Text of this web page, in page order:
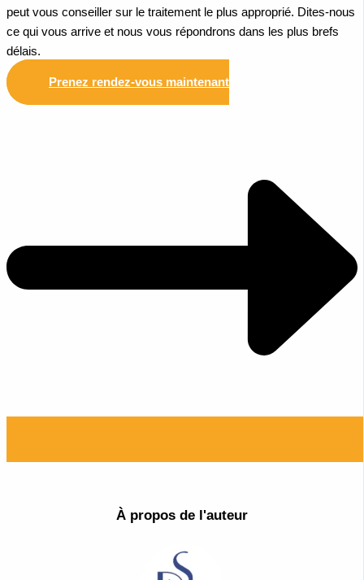
peut vous conseiller sur le traitement le plus approprié. Dites-nous
ce qui vous arrive et nous vous répondrons dans les plus brefs
délais.
Prenez rendez-vous maintenant
À propos de l'auteur